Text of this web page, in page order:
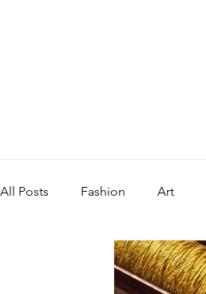
All Posts Fashion Art